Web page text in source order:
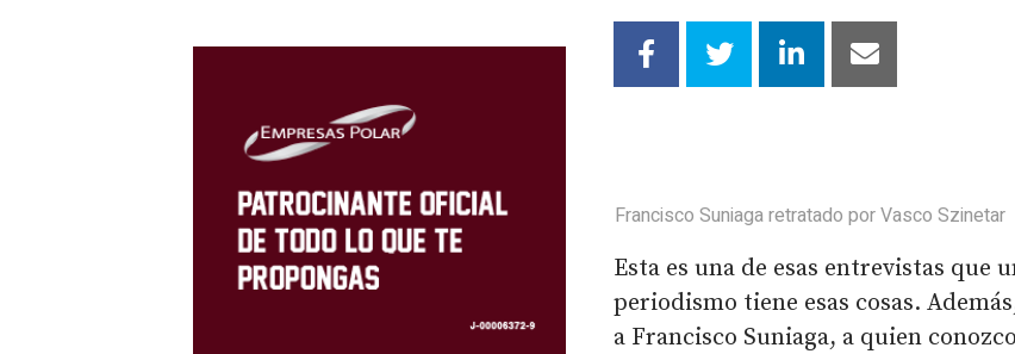
Francisco Suniaga retratado por Vasco Szinetar
Esta es una de esas entrevistas que
periodismo tiene esas cosas.
a Francisco Suniaga, a quien